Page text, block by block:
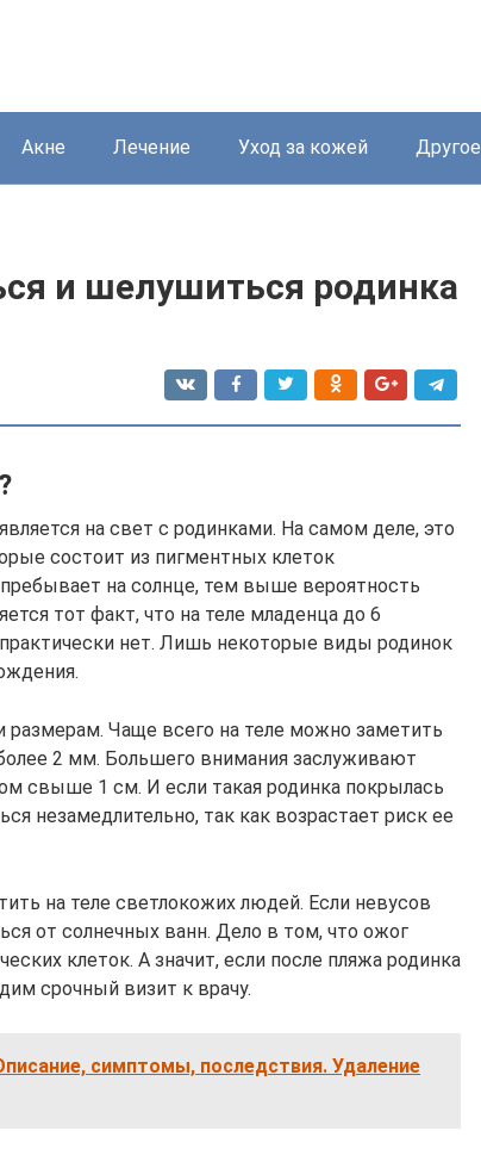
Акне Лечение Уход за кожей Другое
и шелушиться родинка
на свет с родинками. На самом деле, это
состоит из пигментных клеток
на солнце, тем выше вероятность
тот факт, что на теле младенца до 6
нет. Лишь некоторые виды родинок
размерам. Чаще всего на теле можно заметить
2 мм. Большего внимания заслуживают
свыше 1 см. И если такая родинка покрылась
незамедлительно, так как возрастает риск ее
на теле светлокожих людей. Если невусов
от солнечных ванн. Дело в том, что ожог
клеток. А значит, если после пляжа родинка
срочный визит к врачу.
симптомы, последствия. Удаление